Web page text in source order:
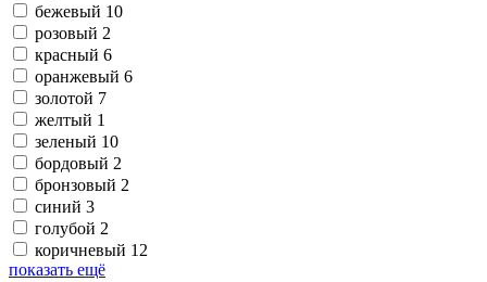
бежевый 10
розовый 2
красный 6
оранжевый 6
золотой 7
желтый 1
зеленый 10
бордовый 2
бронзовый 2
синий 3
голубой 2
коричневый 12
показать ещё